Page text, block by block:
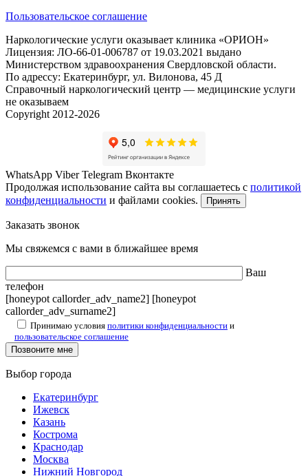
Пользовательское соглашение
Наркологические услуги оказывает клиника «ОРИОН»
Лицензия: ЛО-66-01-006787 от 19.03.2021 выдано
Министерством здравоохранения Свердловской области.
По адрессу: Екатеринбург, ул. Вилонова, 45 Д
Справочный наркологический центр — медицинские услуги
не оказываем
Copyright 2012-2026
WhatsApp Viber Telegram Вконтакте
Продолжая использование сайта вы соглашаетесь с политикой
конфиденциальности и файлами cookies. Принять
Заказать звонок
Мы свяжемся с вами в ближайшее время
Ваш
телефон
[honeypot callorder_adv_name2] [honeypot
callorder_adv_surname2]
Принимаю условия политики конфиденциальности и
пользовательское соглашение
Выбор города
Екатеринбург
Ижевск
Казань
Кострома
Краснодар
Москва
Нижний Новгород